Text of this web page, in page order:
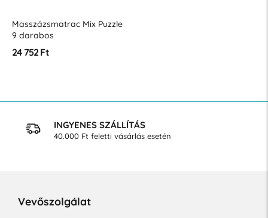
Masszázsmatrac Mix Puzzle
9 darabos
24 752 Ft
INGYENES SZÁLLÍTÁS
40.000 Ft feletti vásárlás esetén
Vevőszolgálat